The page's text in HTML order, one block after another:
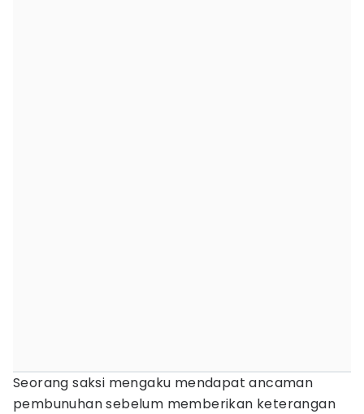
Seorang saksi mengaku mendapat ancaman
pembunuhan sebelum memberikan keterangan